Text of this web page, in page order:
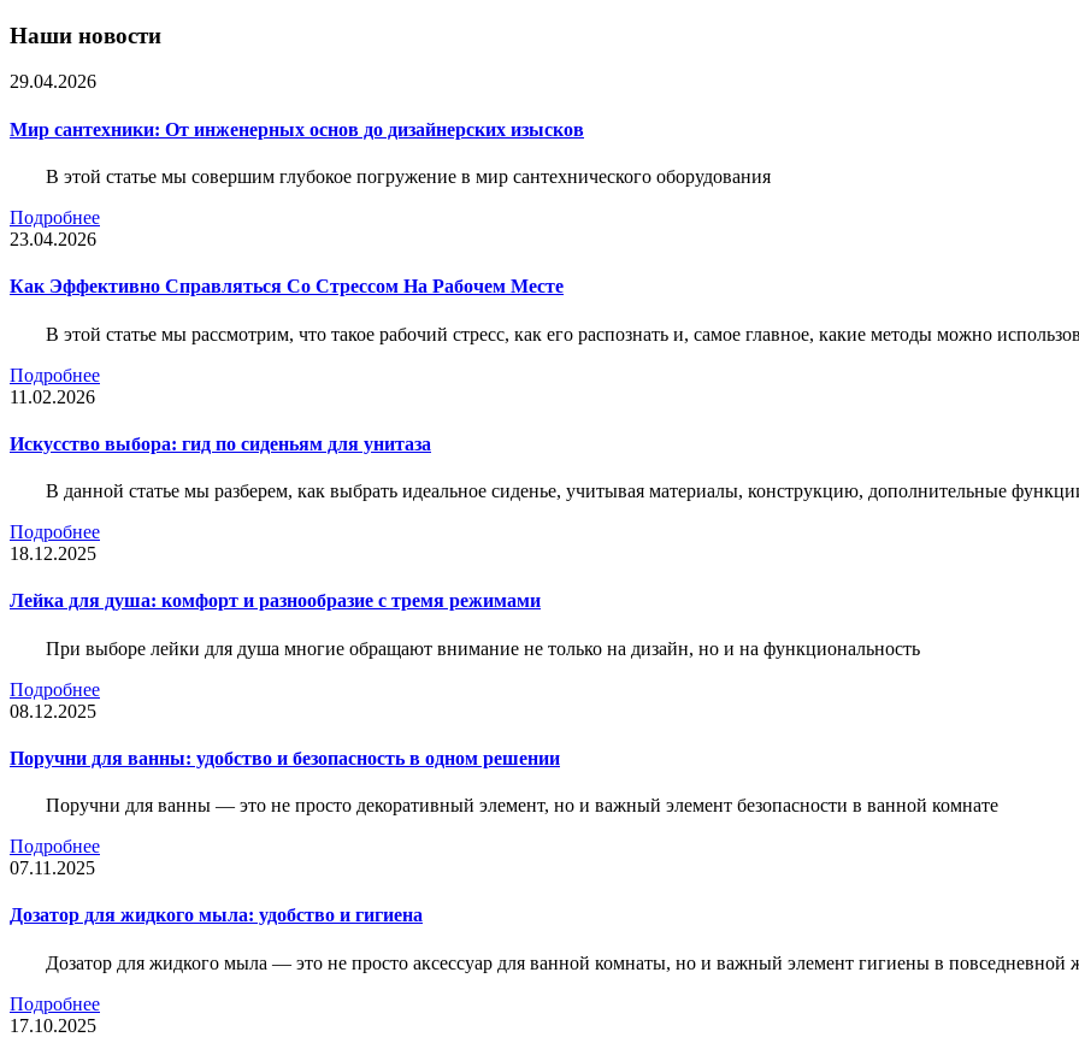
Наши новости
29.04.2026
Мир сантехники: От инженерных основ до дизайнерских изысков
В этой статье мы совершим глубокое погружение в мир сантехнического оборудования
Подробнее
23.04.2026
Как Эффективно Справляться Со Стрессом На Рабочем Месте
В этой статье мы рассмотрим, что такое рабочий стресс, как его распознать и, самое главное, какие методы можно
Подробнее
11.02.2026
Искусство выбора: гид по сиденьям для унитаза
В данной статье мы разберем, как выбрать идеальное сиденье, учитывая материалы, конструкцию, дополнительные
Подробнее
18.12.2025
Лейка для душа: комфорт и разнообразие с тремя режимами
При выборе лейки для душа многие обращают внимание не только на дизайн, но и на функциональность
Подробнее
08.12.2025
Поручни для ванны: удобство и безопасность в одном решении
Поручни для ванны — это не просто декоративный элемент, но и важный элемент безопасности в ванной комнате
Подробнее
07.11.2025
Дозатор для жидкого мыла: удобство и гигиена
Дозатор для жидкого мыла — это не просто аксессуар для ванной комнаты, но и важный элемент гигиены в повседневной
Подробнее
17.10.2025